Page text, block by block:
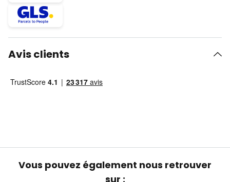
Avis clients
Vous pouvez également nous retrouver
sur :